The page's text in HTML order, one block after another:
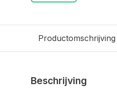
Productomschrijving
Beschrijving